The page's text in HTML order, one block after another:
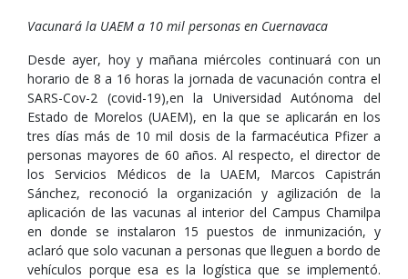
Vacunará la UAEM a 10 mil personas en Cuernavaca
Desde ayer, hoy y mañana miércoles continuará con un
horario de 8 a 16 horas la jornada de vacunación contra el
SARS-Cov-2 (covid-19),en la Universidad Autónoma del
Estado de Morelos (UAEM), en la que se aplicarán en los
tres días más de 10 mil dosis de la farmacéutica Pfizer a
personas mayores de 60 años. Al respecto, el director de
los Servicios Médicos de la UAEM, Marcos Capistrán
Sánchez, reconoció la organización y agilización de la
aplicación de las vacunas al interior del Campus Chamilpa
en donde se instalaron 15 puestos de inmunización, y
aclaró que solo vacunan a personas que lleguen a bordo de
vehículos porque esa es la logística que se implementó.